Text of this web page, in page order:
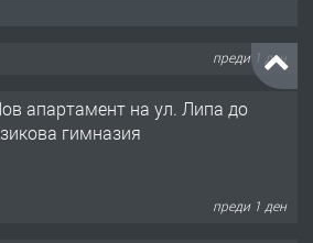
Нов апартамент на ул. Липа до
🔑 ОБЗАВЕДЕНА ГАРСОНИЕРА ПОД